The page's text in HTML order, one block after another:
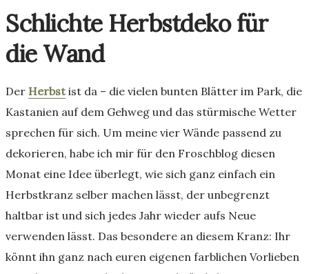
Schlichte Herbstdeko für
die Wand
Der Herbstist da – die vielen bunten Blätter im Park, die
Kastanien auf dem Gehweg und das stürmische Wetter
sprechen für sich. Um meine vier Wände passend zu
dekorieren, habe ich mir für den Froschblog diesen
Monat eine Idee überlegt, wie sich ganz einfach ein
Herbstkranz selber machen lässt, der unbegrenzt
haltbar ist und sich jedes Jahr wieder aufs Neue
verwenden lässt. Das besondere an diesem Kranz: Ihr
könnt ihn ganz nach euren eigenen farblichen Vorlieben